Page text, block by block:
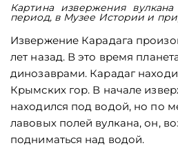
Картина извержения
период, в Музее Истории и
Извержение Карадага
лет назад. В это время
динозаврами. Карадаг
Крымских гор. В начале
находился под водой, но по
лавовых полей вулкана, он,
подниматься над водой.